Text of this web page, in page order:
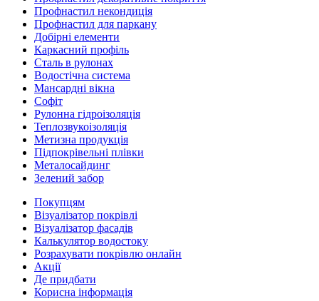
Профнастил некондиція
Профнастил для паркану
Добірні елементи
Каркасний профіль
Сталь в рулонах
Водостічна система
Мансардні вікна
Софіт
Рулонна гідроізоляція
Теплозвукоізоляція
Метизна продукція
Підпокрівельні плівки
Металосайдинг
Зелений забор
Покупцям
Візуалізатор покрівлі
Візуалізатор фасадів
Калькулятор водостоку
Розрахувати покрівлю онлайн
Акції
Де придбати
Корисна інформація